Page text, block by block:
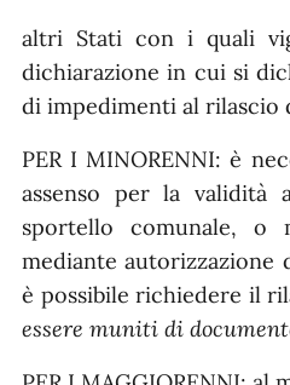
altri Stati con i quali
dichiarazione in cui si
di impedimenti al rilascio
PER I MINORENNI: è
assenso per la validità
sportello comunale, o
mediante autorizzazione
è possibile richiedere il
essere muniti di